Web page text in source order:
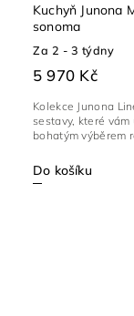
Kuchyň Junona
sonoma
Za 2 - 3 týdny
5 970 Kč
Do košíku
Kolekce Junona
sestavy, které
bohatým výběrem